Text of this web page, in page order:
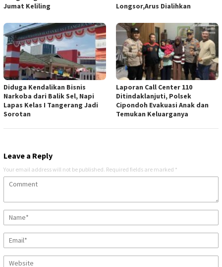
Jumat Keliling
Longsor,Arus Dialihkan
Diduga Kendalikan Bisnis
Narkoba dari Balik Sel, Napi
Lapas Kelas I Tangerang Jadi
Sorotan
Laporan Call Center 110
Ditindaklanjuti, Polsek
Cipondoh Evakuasi Anak dan
Temukan Keluarganya
Leave a Reply
Your email address will not be published. Required fields are marked *